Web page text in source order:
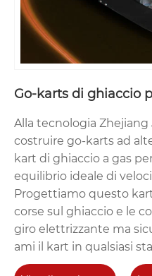
Go-karts di ghiaccio
Alla tecnologia
costruire go-karts ad
kart di ghiaccio a gas
equilibrio ideale di
Progettiamo questo
corse sul ghiaccio e le
giro elettrizzante ma
ami il kart in qualsiasi